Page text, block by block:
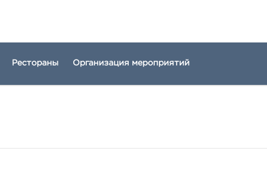
Рестораны Организация мероприятий